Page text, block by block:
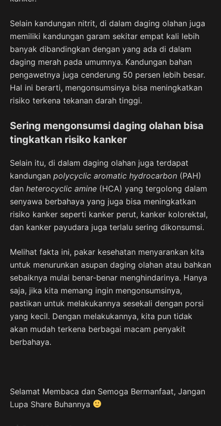
Selain kandungan nitrit, di dalam daging olahan juga
memiliki kandungan garam sekitar empat kali lebih
banyak dibandingkan dengan yang ada di dalam
daging merah pada umumnya. Kandungan bahan
pengawetnya juga cenderung 50 persen lebih besar.
Hal ini berarti, mengonsumsinya bisa meningkatkan
risiko terkena tekanan darah tinggi.
Sering mengonsumsi daging olahan bisa
tingkatkan risiko kanker
Selain itu, di dalam daging olahan juga terdapat
kandungan polycyclic aromatic hydrocarbon (PAH)
dan heterocyclic amine (HCA) yang tergolong dalam
senyawa berbahaya yang juga bisa meningkatkan
risiko kanker seperti kanker perut, kanker kolorektal,
dan kanker payudara juga terlalu sering dikonsumsi.
Melihat fakta ini, pakar kesehatan menyarankan kita
untuk menurunkan asupan daging olahan atau bahkan
sebaiknya mulai benar-benar menghindarinya. Hanya
saja, jika kita memang ingin mengonsumsinya,
pastikan untuk melakukannya sesekali dengan porsi
yang kecil. Dengan melakukannya, kita pun tidak
akan mudah terkena berbagai macam penyakit
berbahaya.
Selamat Membaca dan Semoga Bermanfaat, Jangan
Lupa Share Buhannya